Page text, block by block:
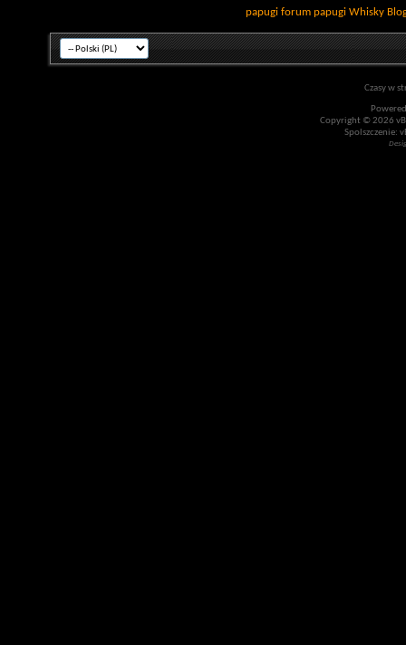
papugi forum papugi Whisky
Czasy w
Copyright © 2026
Spolszczenie: